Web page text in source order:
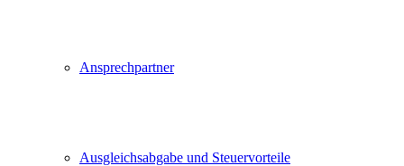
Ansprechpartner
Ausgleichsabgabe und Steuervorteile